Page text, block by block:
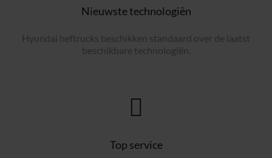
Nieuwste technologiën
Hyundai heftrucks beschikken standaard over de laatst
beschikbare technologiën.
Top service